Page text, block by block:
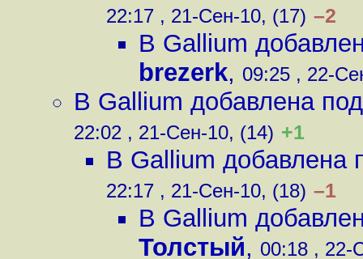
22:17 , 21-Сен-10, (17) –2
В Gallium
brezerk, 09:25 , 22-
В Gallium добавлена
22:02 , 21-Сен-10, (14) +1
В Gallium добавлена
22:17 , 21-Сен-10, (18) –1
В Gallium
Толстый, 00:18 , 22-